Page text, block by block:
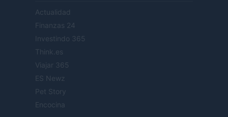
Actualidad
Finanzas 24
Investindo 365
Think.es
Viajar 365
ES Newz
Pet Story
Encocina